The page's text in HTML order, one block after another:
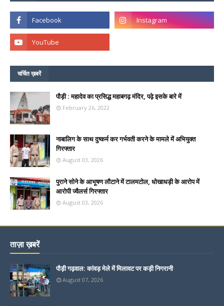
चर्चित ख़बरें
पौड़ी : महादेव का प्रसिद्ध महाबगढ़ मंदिर, पढ़े इसके बारे में
February 26, 2022
नाबालिग के साथ दुष्कर्म कर गर्भवती करने के मामले में अभियुक्त
गिरफ्तार
August 03, 2026
पुराने सोने के आभूषण लौटाने में टालमटोल, धोखाधड़ी के आरोप में
आरोपी ज्वैलर्स गिरफ्तार
August 03, 2026
ताज़ा ख़बरें
पौड़ी गढ़वाल: कांवड़ मेले में मिलावट पर कड़ी निगरानी
August 07, 2026